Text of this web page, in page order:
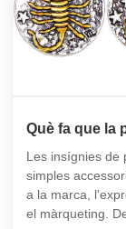
Què fa que la
personal?
Les insígnies de
simples
a la marca,
el màrqueting.